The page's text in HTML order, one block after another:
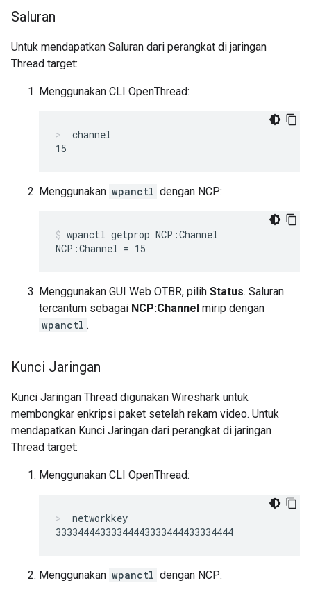
Saluran
Untuk mendapatkan Saluran dari perangkat di jaringan
Thread target:
Menggunakan CLI OpenThread:
channel
Menggunakan wpanctl dengan NCP:
wpanctl getprop NCP:Channel
Menggunakan GUI Web OTBR, pilih Status. Saluran
tercantum sebagai NCP:Channel mirip dengan
wpanctl .
Kunci Jaringan
Kunci Jaringan Thread digunakan Wireshark untuk
membongkar enkripsi paket setelah rekam video. Untuk
mendapatkan Kunci Jaringan dari perangkat di jaringan
Thread target:
Menggunakan CLI OpenThread:
networkkey
Menggunakan wpanctl dengan NCP: